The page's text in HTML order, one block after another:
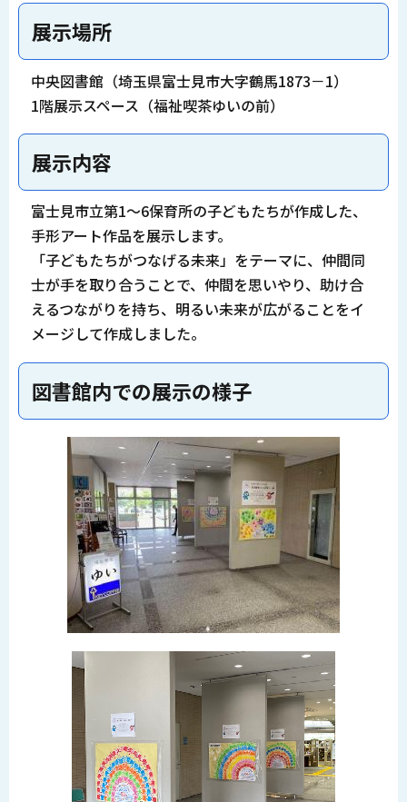
展示場所
中央図書館（埼玉県富士見市大字鶴馬1873－1）
1階展示スペース（福祉喫茶ゆいの前）
展示内容
富士見市立第1～6保育所の子どもたちが作成した、
手形アート作品を展示します。
「子どもたちがつなげる未来」をテーマに、仲間同
士が手を取り合うことで、仲間を思いやり、助け合
えるつながりを持ち、明るい未来が広がることをイ
メージして作成しました。
図書館内での展示の様子